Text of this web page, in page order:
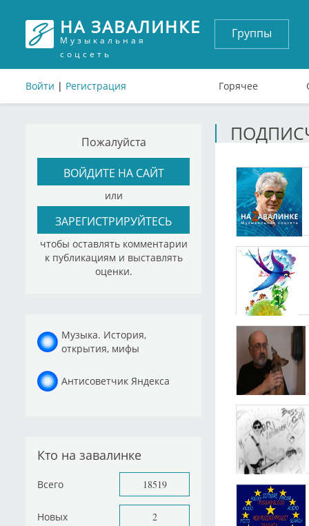
НА ЗАВАЛИНКЕ
Музыкальная
соцсеть
Войти | Регистрация
Группы
Горячее
Пожалуйста
ВОЙДИТЕ НА САЙТ
или
ЗАРЕГИСТРИРУЙТЕСЬ
чтобы оставлять комментарии
к публикациям и выставлять
оценки.
Музыка. История,
открытия, мифы
Антисоветчик Яндекса
Кто на завалинке
Всего 18519
Новых 2